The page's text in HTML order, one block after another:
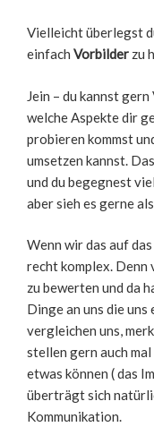
Vielleicht überlegst
einfach Vorbilder zu
Jein – du kannst
welche Aspekte dir
probieren kommst
umsetzen kannst.
und du begegnest
aber sieh es gerne
Wenn wir das auf
recht komplex. Denn
zu bewerten und da
Dinge an uns die
vergleichen uns,
stellen gern auch
etwas können ( das
überträgt sich
Kommunikation.